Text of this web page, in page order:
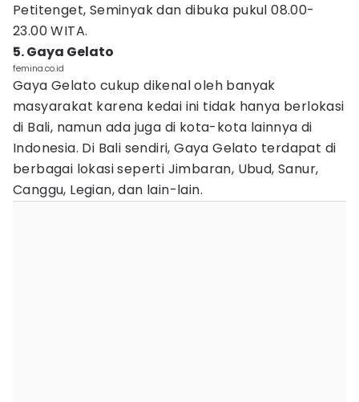
Petitenget, Seminyak dan dibuka pukul 08.00-
23.00 WITA.
5. Gaya Gelato
femina.co.id
Gaya Gelato cukup dikenal oleh banyak
masyarakat karena kedai ini tidak hanya berlokasi
di Bali, namun ada juga di kota-kota lainnya di
Indonesia. Di Bali sendiri, Gaya Gelato terdapat di
berbagai lokasi seperti Jimbaran, Ubud, Sanur,
Canggu, Legian, dan lain-lain.